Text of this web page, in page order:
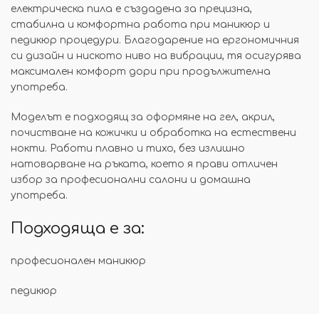
електрическа пила е създадена за прецизна,
стабилна и комфортна работа при маникюр и
педикюр процедури. Благодарение на ергономичния
си дизайн и ниското ниво на вибрации, тя осигурява
максимален комфорт дори при продължителна
употреба.
Моделът е подходящ за оформяне на гел, акрил,
почистване на кожички и обработка на естествени
нокти. Работи плавно и тихо, без излишно
натоварване на ръката, което я прави отличен
избор за професионални салони и домашна
употреба.
Подходяща е за:
професионален маникюр
педикюр